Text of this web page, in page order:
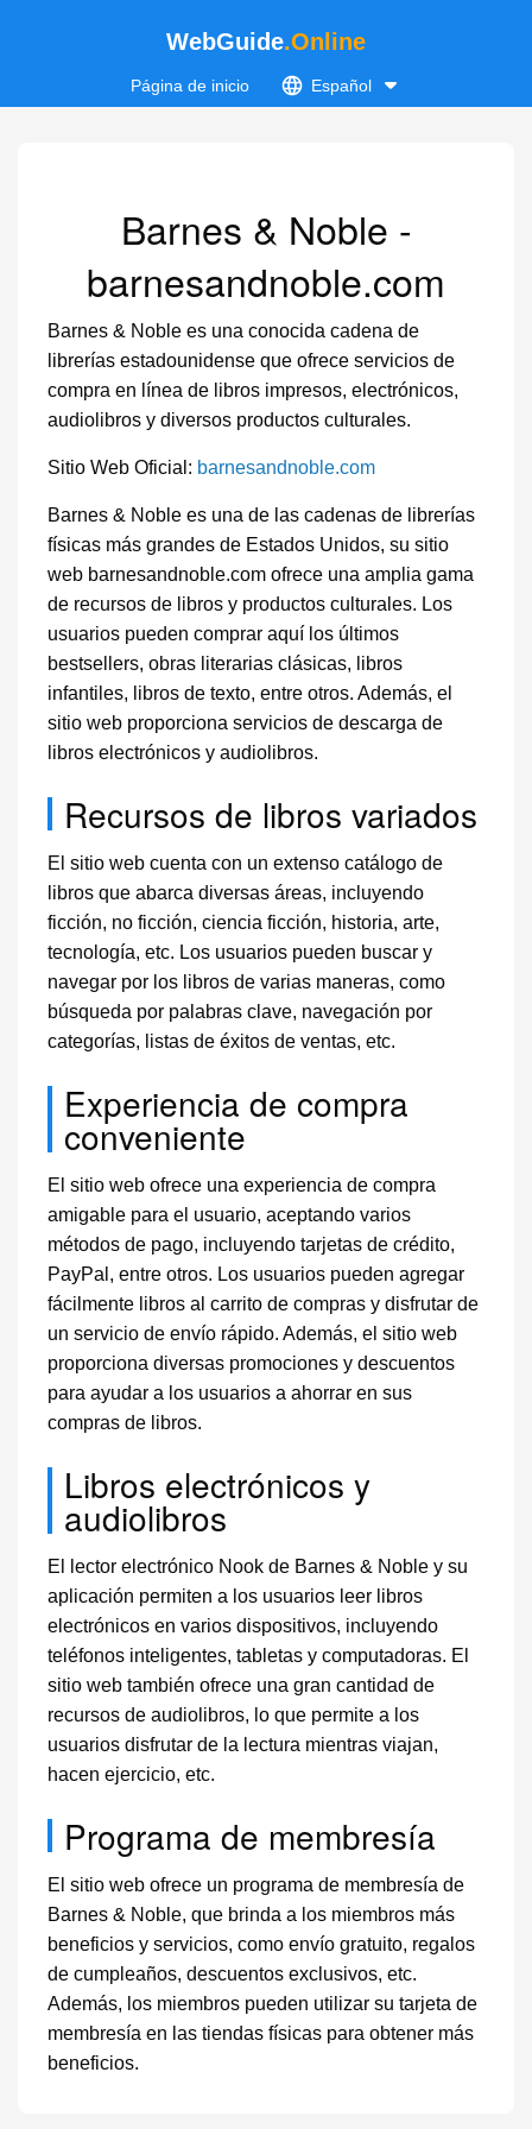
WebGuide.Online
Página de inicio Español
Barnes & Noble -
barnesandnoble.com
Barnes & Noble es una conocida cadena de
librerías estadounidense que ofrece servicios de
compra en línea de libros impresos, electrónicos,
audiolibros y diversos productos culturales.
Sitio Web Oficial: barnesandnoble.com
Barnes & Noble es una de las cadenas de librerías
físicas más grandes de Estados Unidos, su sitio
web barnesandnoble.com ofrece una amplia gama
de recursos de libros y productos culturales. Los
usuarios pueden comprar aquí los últimos
bestsellers, obras literarias clásicas, libros
infantiles, libros de texto, entre otros. Además, el
sitio web proporciona servicios de descarga de
libros electrónicos y audiolibros.
Recursos de libros variados
El sitio web cuenta con un extenso catálogo de
libros que abarca diversas áreas, incluyendo
ficción, no ficción, ciencia ficción, historia, arte,
tecnología, etc. Los usuarios pueden buscar y
navegar por los libros de varias maneras, como
búsqueda por palabras clave, navegación por
categorías, listas de éxitos de ventas, etc.
Experiencia de compra
conveniente
El sitio web ofrece una experiencia de compra
amigable para el usuario, aceptando varios
métodos de pago, incluyendo tarjetas de crédito,
PayPal, entre otros. Los usuarios pueden agregar
fácilmente libros al carrito de compras y disfrutar de
un servicio de envío rápido. Además, el sitio web
proporciona diversas promociones y descuentos
para ayudar a los usuarios a ahorrar en sus
compras de libros.
Libros electrónicos y
audiolibros
El lector electrónico Nook de Barnes & Noble y su
aplicación permiten a los usuarios leer libros
electrónicos en varios dispositivos, incluyendo
teléfonos inteligentes, tabletas y computadoras. El
sitio web también ofrece una gran cantidad de
recursos de audiolibros, lo que permite a los
usuarios disfrutar de la lectura mientras viajan,
hacen ejercicio, etc.
Programa de membresía
El sitio web ofrece un programa de membresía de
Barnes & Noble, que brinda a los miembros más
beneficios y servicios, como envío gratuito, regalos
de cumpleaños, descuentos exclusivos, etc.
Además, los miembros pueden utilizar su tarjeta de
membresía en las tiendas físicas para obtener más
beneficios.